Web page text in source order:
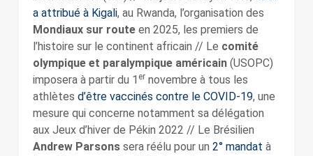
a attribué à Kigali, au Rwanda, l’organisation des
Mondiaux sur routeen 2025, les premiers de
l’histoire sur le continent africain // Le comité
olympique et paralympique américain(USOPC)
imposera à partir du 1 ernovembre à tous les
athlètes d’être vaccinés contre le COVID-19, une
mesure qui concerne notamment sa délégation
aux Jeux d’hiver de Pékin 2022 // Le Brésilien
Andrew Parsonssera réélu pour un 2° mandat à